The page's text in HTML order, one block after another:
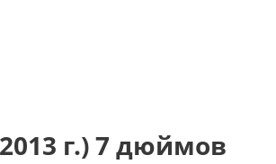
г.) 7 дюймов